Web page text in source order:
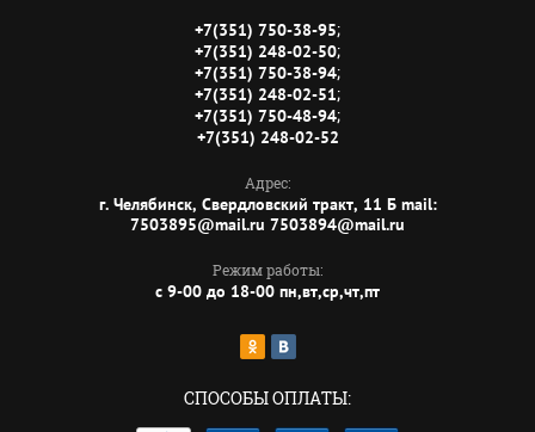
+7(351) 750-38-95;
+7(351) 248-02-50;
+7(351) 750-38-94;
+7(351) 248-02-51;
+7(351) 750-48-94;
+7(351) 248-02-52
Адрес:
г. Челябинск, Свердловский тракт, 11 Б mail:
7503895@mail.ru 7503894@mail.ru
Режим работы:
с 9-00 до 18-00 пн,вт,ср,чт,пт
СПОСОБЫ ОПЛАТЫ: